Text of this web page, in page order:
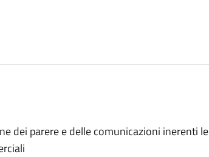
dei parere e delle comunicazioni inerenti le